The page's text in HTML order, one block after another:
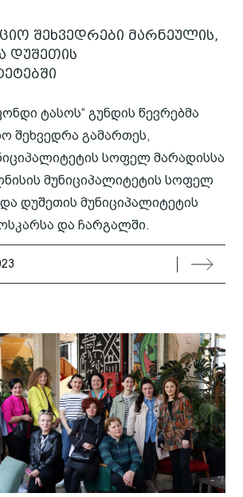
შეხვედრები მარნეულის,
დუშეთის
ტასოს“ გუნდის წევრებმა
შეხვედრა გამართეს,
სოფელ მარადისსა
მუნიციპალიტეტის სოფელ
დუშეთის მუნიციპალიტეტის
და ჩარგალში.